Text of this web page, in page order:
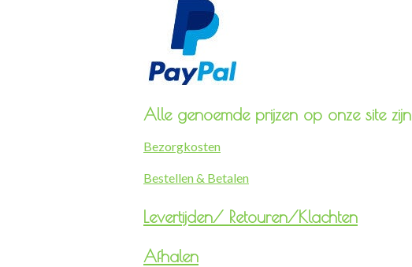
Alle genoemde prijzen op onze site zijn
Bezorgkosten
Bestellen & Betalen
Levertijden/ Retouren/Klachten
Afhalen